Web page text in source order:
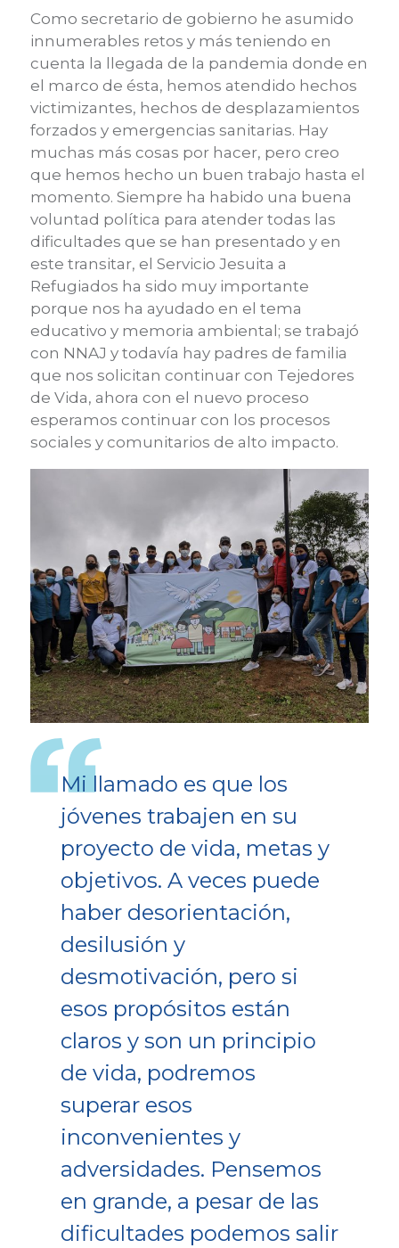
Como secretario de gobierno he asumido
innumerables retos y más teniendo en
cuenta la llegada de la pandemia donde en
el marco de ésta, hemos atendido hechos
victimizantes, hechos de desplazamientos
forzados y emergencias sanitarias. Hay
muchas más cosas por hacer, pero creo
que hemos hecho un buen trabajo hasta el
momento. Siempre ha habido una buena
voluntad política para atender todas las
dificultades que se han presentado y en
este transitar, el Servicio Jesuita a
Refugiados ha sido muy importante
porque nos ha ayudado en el tema
educativo y memoria ambiental; se trabajó
con NNAJ y todavía hay padres de familia
que nos solicitan continuar con Tejedores
de Vida, ahora con el nuevo proceso
esperamos continuar con los procesos
sociales y comunitarios de alto impacto.
Mi llamado es que los
jóvenes trabajen en su
proyecto de vida, metas y
objetivos. A veces puede
haber desorientación,
desilusión y
desmotivación, pero si
esos propósitos están
claros y son un principio
de vida, podremos
superar esos
inconvenientes y
adversidades. Pensemos
en grande, a pesar de las
dificultades podemos salir